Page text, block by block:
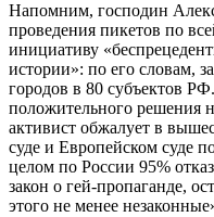
Напомним, господин
проведения пикетов по
инициативу
истории»: по его словам,
городов в 80 субъектов
положительного решения
активист обжалует в
суде и Европейском суде
целом по России 95%
закон о гей-пропаганде,
этого не менее